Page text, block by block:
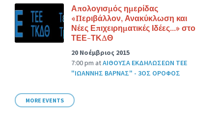
Απολογισμός ημερίδας
«Περιβάλλον, Ανακύκλωση και
Νέες Επιχειρηματικές Ιδέες…» στο
ΤΕΕ-ΤΚΔΘ
20 Νοέμβριος 2015
7:00 pm atΑΙΘΟΥΣΑ ΕΚΔΗΛΩΣΕΩΝ ΤΕΕ
"ΙΩΑΝΝΗΣ ΒΑΡΝΑΣ" - 3ΟΣ ΟΡΟΦΟΣ
MORE EVENTS